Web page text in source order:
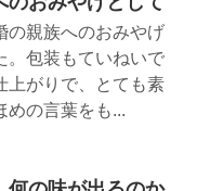
の親族へのおみやげ
。包装もていねいで
上がりで、とても素
めの言葉をも...